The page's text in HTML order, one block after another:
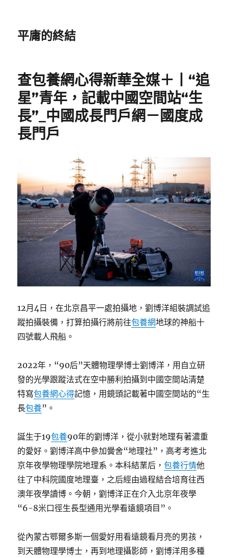
平庸的終結
查包養網心得新華全媒＋丨“追
星”青年，記載中國空間站“生
長”_中國成長門戶網－國度成
長門戶
12月4日，在北京昌平一處拍攝地，劉博洋組裝調試追
蹤拍攝裝備，打算拍攝行將前往包養網地球的神船十
四號載人飛船。
2022年，“90后”天體物理學博士劉博洋，用自立研
發的光學跟蹤法式在空中勝利拍攝到中國空間站清楚
特寫包養網心得記憶，用鏡頭記載著中國空間站的“生
長包養”。
誕生于19包養90年的劉博洋，從小就對地理有著濃重
的愛好。劉博洋高中參加黌舍“地理社”，高考考進北
京年夜學物理學院地理系。本科結業后，包養行情他
往了中科院國度地理臺，之后經由過程結合培育往西
澳年夜學讀博。今朝，劉博洋正在介入北京年夜學
“6-8米口徑生長型通用光學看遠鏡項目”。
從內蒙古鄂爾多斯一個愛好用看遠鏡看月亮的男孩，
到天體物理學博士，再到地理攝影師，劉博洋用多種